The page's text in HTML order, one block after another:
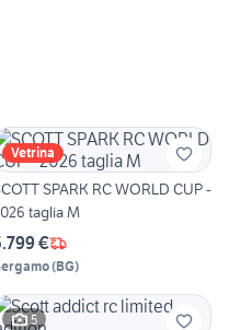
Vetrina
SPARK RC WORLD CUP -
taglia M
€
(BG)
5